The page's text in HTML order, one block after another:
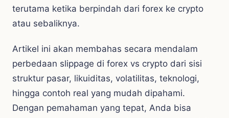
terutama ketika berpindah dari forex ke crypto
atau sebaliknya.
Artikel ini akan membahas secara mendalam
perbedaan slippage di forex vs crypto dari sisi
struktur pasar, likuiditas, volatilitas, teknologi,
hingga contoh real yang mudah dipahami.
Dengan pemahaman yang tepat, Anda bisa